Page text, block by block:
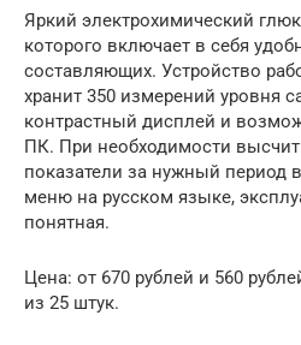
Яркий электрохимический
которого включает в себя
составляющих. Устройство
хранит 350 измерений уровня
контрастный дисплей и
ПК. При необходимости
показатели за нужный период
меню на русском языке,
понятная.
Цена: от 670 рублей и 560
из 25 штук.